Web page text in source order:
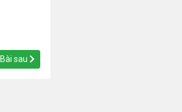
Bài sau